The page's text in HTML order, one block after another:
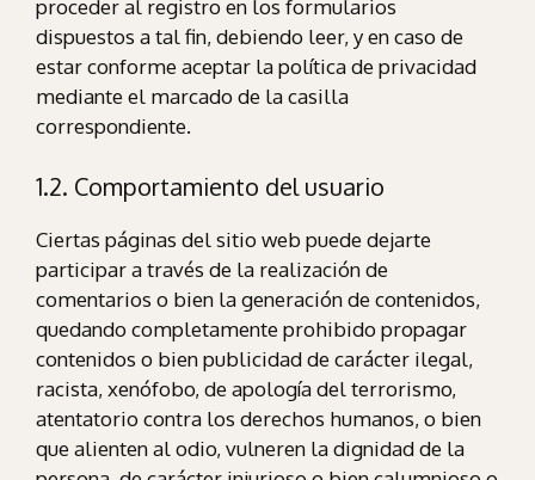
proceder al registro en los formularios
dispuestos a tal fin, debiendo leer, y en caso de
estar conforme aceptar la política de privacidad
mediante el marcado de la casilla
correspondiente.
1.2. Comportamiento del usuario
Ciertas páginas del sitio web puede dejarte
participar a través de la realización de
comentarios o bien la generación de contenidos,
quedando completamente prohibido propagar
contenidos o bien publicidad de carácter ilegal,
racista, xenófobo, de apología del terrorismo,
atentatorio contra los derechos humanos, o bien
que alienten al odio, vulneren la dignidad de la